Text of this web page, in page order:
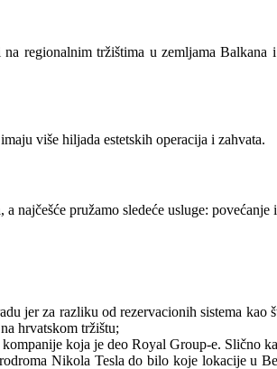
regionalnim tržištima u zemljama Balkana
više hiljada estetskih operacija i zahvata.
najčešće pružamo sledeće usluge:
jer za razliku od rezervacionih sistema
na hrvatskom tržištu;
koja je deo Royal Group-e. Slično
Nikola Tesla do bilo koje lokacije u